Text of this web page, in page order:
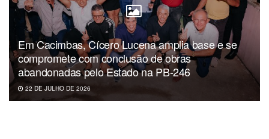
Em Cacimbas, Cícero Lucena amplia base e se
compromete com conclusão de obras
abandonadas pelo Estado na PB-246
22 DE JULHO DE 2026